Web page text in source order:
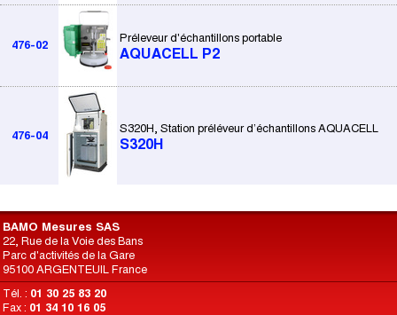
476-02
Préleveur d'échantillons portable
AQUACELL P2
476-04
S320H, Station préléveur d’échantillons AQUACELL
S320H
BAMO Mesures SAS
22, Rue de la Voie des Bans
Parc d'activités de la Gare
95100 ARGENTEUIL France
Tél. : 01 30 25 83 20
Fax : 01 34 10 16 05